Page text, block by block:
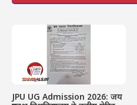
JPU UG Admission 2026: जय